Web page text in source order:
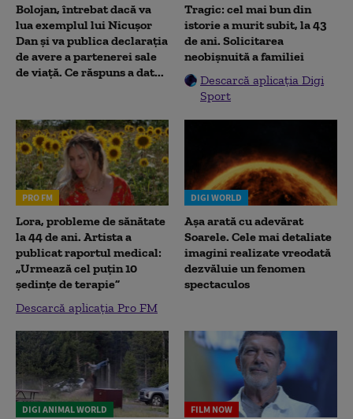
Bolojan, întrebat dacă va
lua exemplul lui Nicușor
Dan și va publica declarația
de avere a partenerei sale
de viață. Ce răspuns a dat...
Tragic: cel mai bun din
istorie a murit subit, la 43
de ani. Solicitarea
neobișnuită a familiei
Descarcă aplicația Digi
Sport
PRO FM
Lora, probleme de sănătate
la 44 de ani. Artista a
publicat raportul medical:
„Urmează cel puțin 10
ședințe de terapie”
Descarcă aplicația Pro FM
DIGI WORLD
Așa arată cu adevărat
Soarele. Cele mai detaliate
imagini realizate vreodată
dezvăluie un fenomen
spectaculos
DIGI ANIMAL WORLD FILM NOW